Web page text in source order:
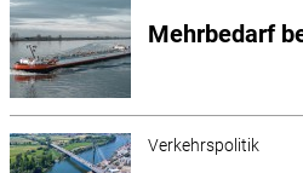
Mehrbedarf
Verkehrspolitik